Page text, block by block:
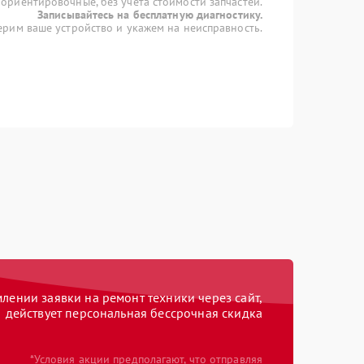
Записывайтесь на бесплатную диагностику.
ваше устройство и укажем на неисправность.
заявки на ремонт техники через сайт,
действует персональная бессрочная скидка
*Условия акции предполагают, что отправляя